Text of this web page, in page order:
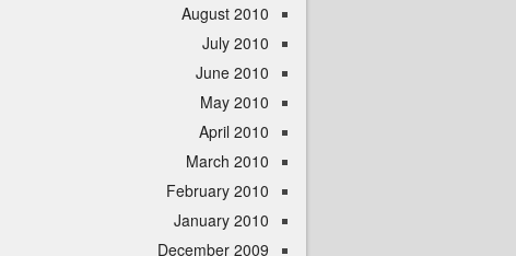
August 2010
July 2010
June 2010
May 2010
April 2010
March 2010
February 2010
January 2010
December 2009